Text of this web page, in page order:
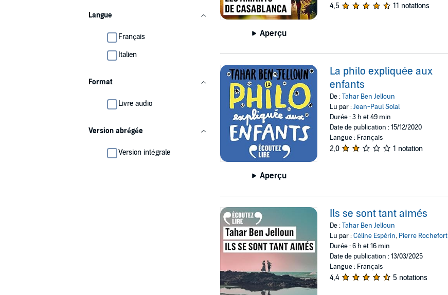
Langue
Français
Italien
Format
Livre audio
Version abrégée
Version intégrale
Aperçu
4,5 11 notations
Aperçu
La philo expliquée aux
enfants
De :Tahar Ben Jelloun
Lu par :Jean-Paul Solal
Durée : 3 h et 49 min
Date de publication : 15/12/2020
Langue : Français
2,0 1 notation
Ils se sont tant aimés
De :Tahar Ben Jelloun
Lu par :Céline Espérin, Pierre Rochefort
Durée : 6 h et 16 min
Date de publication : 13/03/2025
Langue : Français
4,4 5 notations